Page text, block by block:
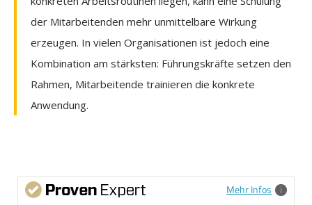
der Mitarbeitenden mehr unmittelbare Wirkung
erzeugen. In vielen Organisationen ist jedoch eine
Kombination am stärksten: Führungskräfte setzen den
Rahmen, Mitarbeitende trainieren die konkrete
Anwendung.
Mehr Infos